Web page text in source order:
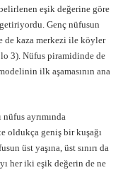
eşik değerine göre
Genç nüfusun
de kaza merkezi ile köyler
3). Nüfus piramidinde de
ilk aşamasının ana
ayrımında
oldukça geniş bir kuşağı
üst yaşına, üst sınırı da
her iki eşik değerin de ne